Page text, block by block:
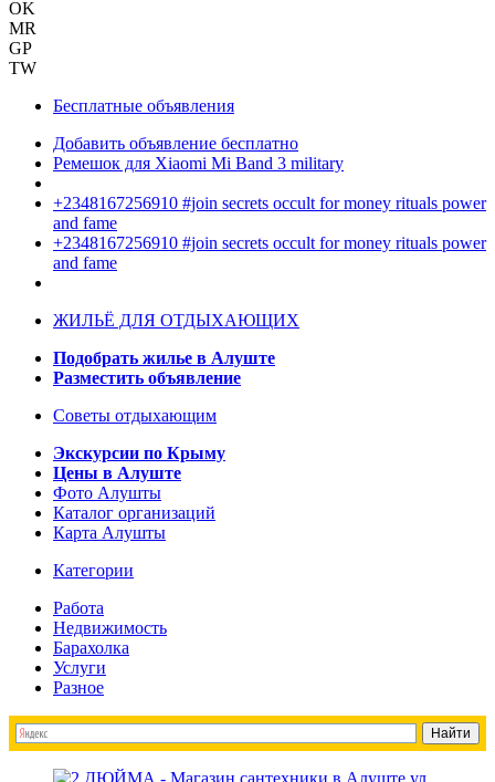
OK
MR
GP
TW
Бесплатные объявления
Добавить объявление бесплатно
Ремешок для Xiaomi Mi Band 3 military
+2348167256910 #join secrets occult for money rituals power
and fame
+2348167256910 #join secrets occult for money rituals power
and fame
ЖИЛЬЁ ДЛЯ ОТДЫХАЮЩИХ
Подобрать жилье в Алуште
Разместить объявление
Советы отдыхающим
Экскурсии по Крыму
Цены в Алуште
Фото Алушты
Каталог организаций
Карта Алушты
Категории
Работа
Недвижимость
Барахолка
Услуги
Разное